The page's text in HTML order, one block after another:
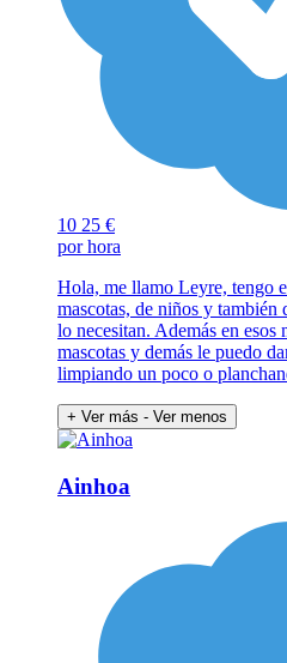
10 25 €
por hora
Hola, me llamo Leyre, tengo
mascotas, de niños y también
lo necesitan. Además en
mascotas y demás le puedo
limpiando un poco o
+ Ver más - Ver menos
Ainhoa